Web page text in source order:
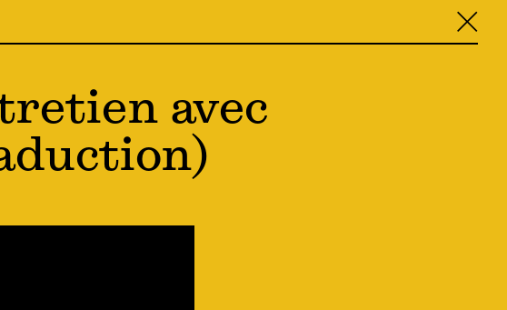
╳
avec